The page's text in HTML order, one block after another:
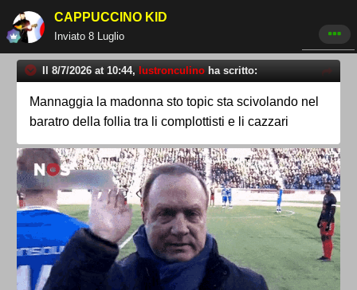
CAPPUCCINO KID
Inviato 8 Luglio
Il 8/7/2026 at 10:44, lustronculino ha scritto:
Mannaggia la madonna sto topic sta scivolando nel
baratro della follia tra li complottisti e li cazzari